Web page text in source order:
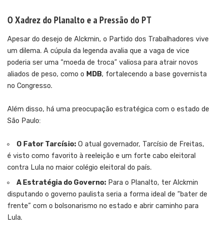
O Xadrez do Planalto e a Pressão do PT
Apesar do desejo de Alckmin, o Partido dos Trabalhadores vive
um dilema. A cúpula da legenda avalia que a vaga de vice
poderia ser uma “moeda de troca” valiosa para atrair novos
aliados de peso, como o MDB, fortalecendo a base governista
no Congresso.
Além disso, há uma preocupação estratégica com o estado de
São Paulo:
O Fator Tarcísio: O atual governador, Tarcísio de Freitas,
é visto como favorito à reeleição e um forte cabo eleitoral
contra Lula no maior colégio eleitoral do país.
A Estratégia do Governo: Para o Planalto, ter Alckmin
disputando o governo paulista seria a forma ideal de “bater de
frente” com o bolsonarismo no estado e abrir caminho para
Lula.